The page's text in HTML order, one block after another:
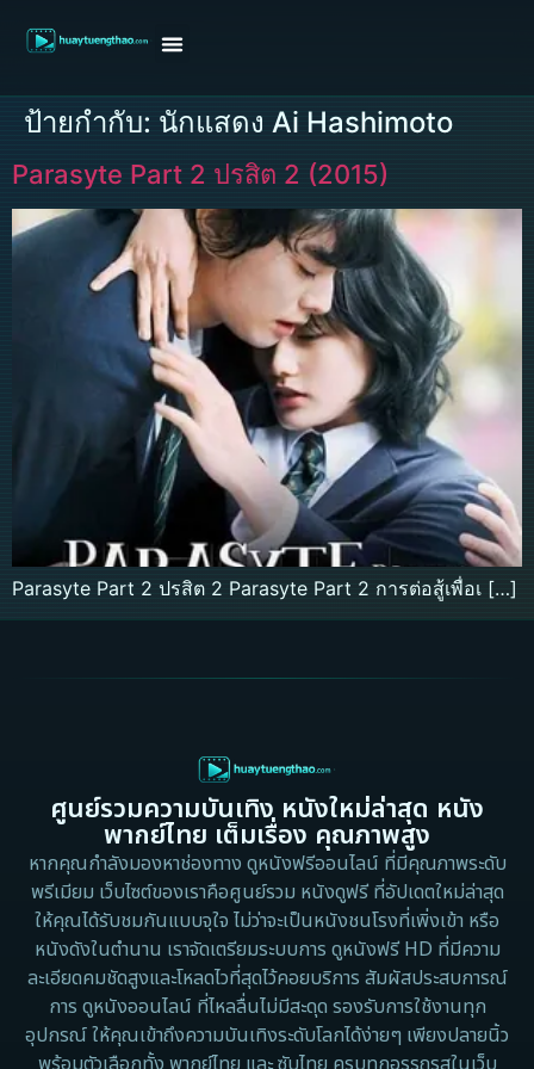
ป้ายกำกับ: นักแสดง Ai Hashimoto
Parasyte Part 2 ปรสิต 2 (2015)
Parasyte Part 2 ปรสิต 2 Parasyte Part 2 การต่อสู้เพื่อเ […]
ศูนย์รวมความบันเทิง หนังใหม่ล่าสุด หนัง
พากย์ไทย เต็มเรื่อง คุณภาพสูง
หากคุณกำลังมองหาช่องทาง ดูหนังฟรีออนไลน์ ที่มีคุณภาพระดับ
พรีเมียม เว็บไซต์ของเราคือศูนย์รวม หนังดูฟรี ที่อัปเดตใหม่ล่าสุด
ให้คุณได้รับชมกันแบบจุใจ ไม่ว่าจะเป็นหนังชนโรงที่เพิ่งเข้า หรือ
หนังดังในตำนาน เราจัดเตรียมระบบการ ดูหนังฟรี HD ที่มีความ
ละเอียดคมชัดสูงและโหลดไวที่สุดไว้คอยบริการ สัมผัสประสบการณ์
การ ดูหนังออนไลน์ ที่ไหลลื่นไม่มีสะดุด รองรับการใช้งานทุก
อุปกรณ์ ให้คุณเข้าถึงความบันเทิงระดับโลกได้ง่ายๆ เพียงปลายนิ้ว